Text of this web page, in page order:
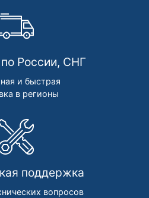
России, СНГ
и быстрая
в регионы
поддержка
вопросов